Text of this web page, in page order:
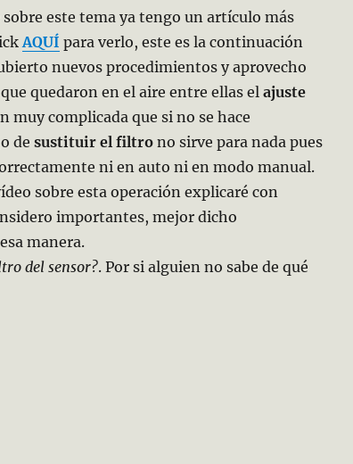
este tema ya tengo un artículo más
AQUÍ para verlo, este es la continuación
nuevos procedimientos y aprovecho
quedaron en el aire entre ellas el ajuste
muy complicada que si no se hace
de sustituir el filtrono sirve para nada pues
ni en auto ni en modo manual.
sobre esta operación explicaré con
importantes, mejor dicho
manera.
del sensor?. Por si alguien no sabe de qué
de la Canon 30D»